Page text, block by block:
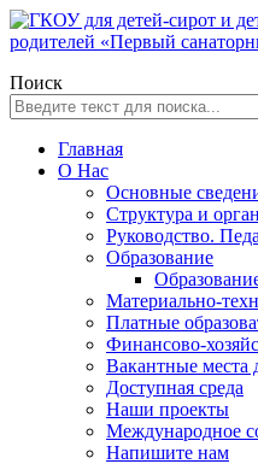
Поиск
Главная
О Нас
Основные
Структура и
Руководство.
Образование
Материально-
Платные
Финансово-
Вакантные места
Доступная среда
Наши проекты
Международное
Напишите нам